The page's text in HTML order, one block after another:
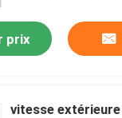
prix
vitesse